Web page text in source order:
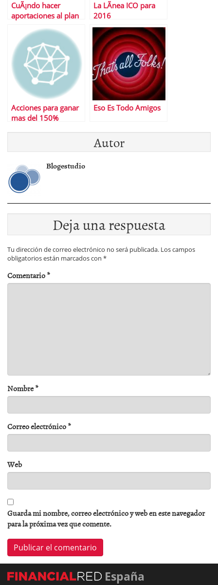
CuÃ¡ndo hacer
aportaciones al plan
La LÃ­nea ICO para
2016
Acciones para ganar
mas del 150%
Eso Es Todo Amigos
Autor
Blogestudio
Deja una respuesta
Tu dirección de correo electrónico no será publicada. Los campos
obligatorios están marcados con *
Comentario*
Nombre*
Correo electrónico*
Web
Guarda mi nombre, correo electrónico y web en este navegador
para la próxima vez que comente.
España